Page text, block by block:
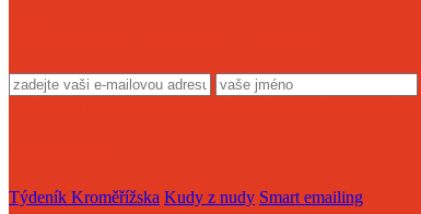
Týdeník Kroměřížska Kudy z nudy Smart emailing